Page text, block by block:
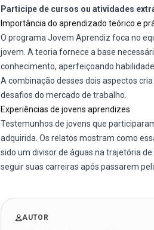
Participe de cursos ou atividades
Importância do aprendizado teórico e
O programa Jovem Aprendiz foca no
jovem. A teoria fornece a base
conhecimento, aperfeiçoando
A combinação desses dois aspectos
desafios do mercado de trabalho.
Experiências de jovens aprendizes
Testemunhos de jovens que
adquirida. Os relatos mostram como
sido um divisor de águas na trajetória
seguir suas carreiras após passarem
AUTOR